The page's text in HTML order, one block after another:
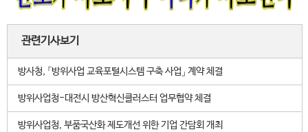
관련기사보기
방사청, 「방위사업 교육포털시스템 구축 사업」 계약 체결
방위사업청-대전시 방산혁신클러스터 업무협약 체결
방위사업청, 부품국산화 제도개선 위한 기업 간담회 개최